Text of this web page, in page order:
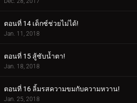
ตอนที่ 14 เด็กซ์ช่วยไม่ได้!
Jan. 11, 2018
ตอนที่ 15 สู้ซับน้ำตา!
Jan. 18, 2018
ตอนที่ 16 ลิ้มรสความขมกับความหวาน!
Jan. 25, 2018